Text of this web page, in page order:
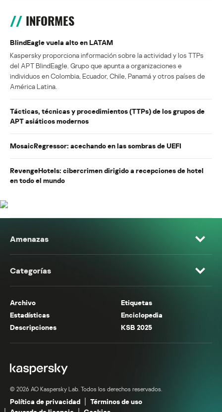
INFORMES
BlindEagle vuela alto en LATAM
Kaspersky proporciona información sobre la actividad y los TTPs
del APT BlindEagle. Grupo que apunta a organizaciones e
individuos en Colombia, Ecuador, Chile, Panamá y otros países de
América Latina.
Tácticas, técnicas y procedimientos (TTPs) de los grupos de
APT asiáticos modernos
MosaicRegressor: acechando en las sombras de UEFI
RevengeHotels: cibercrimen dirigido a recepciones de hotel
en todo el mundo
Amenazas
Categorías
Archivo
Etiquetas
Estadísticas
Enciclopedia
Descripciones
KSB 2025
© 2026 AO Kaspersky Lab. Todos los derechos reservados.
Política de privacidad
Términos de uso